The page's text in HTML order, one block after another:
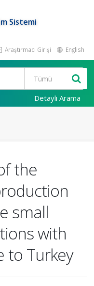
Sistemi
Araştırmacı Girişi English
Detaylı Arama
the
small
with
to Turkey